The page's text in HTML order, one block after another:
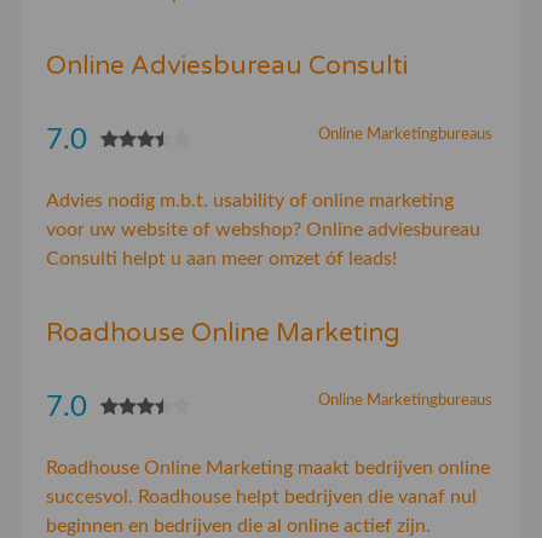
Online Adviesbureau Consulti
Online Marketingbureaus
7.0
Advies nodig m.b.t. usability of online marketing
voor uw website of webshop? Online adviesbureau
Consulti helpt u aan meer omzet óf leads!
Roadhouse Online Marketing
Online Marketingbureaus
7.0
Roadhouse Online Marketing maakt bedrijven online
succesvol. Roadhouse helpt bedrijven die vanaf nul
beginnen en bedrijven die al online actief zijn.